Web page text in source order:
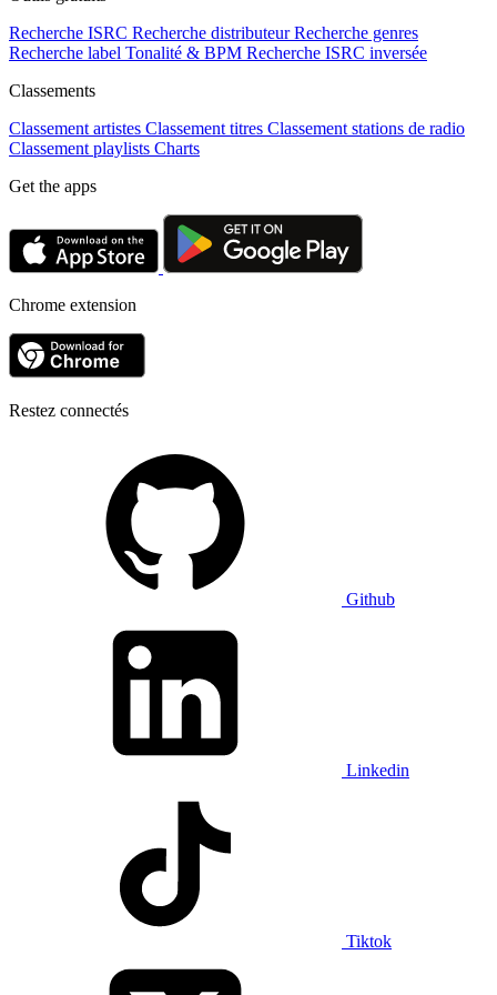
Recherche ISRC Recherche distributeur Recherche genres
Recherche label Tonalité & BPM Recherche ISRC inversée
Classements
Classement artistes Classement titres Classement stations de radio
Classement playlists Charts
Get the apps
Chrome extension
Restez connectés
Github
Linkedin
Tiktok